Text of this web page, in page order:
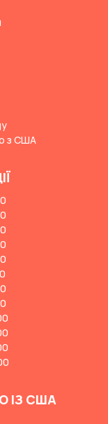
з США
ІЗ США